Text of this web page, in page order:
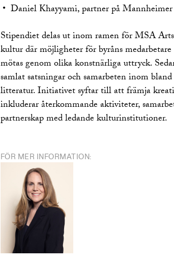
Daniel Khayyami, partner på
Stipendiet delas ut inom ramen för MSA
kultur där möjligheter för byråns
mötas genom olika konstnärliga uttryck.
samlat satsningar och samarbeten inom
litteratur. Initiativet syftar till att främja
inkluderar återkommande aktiviteter,
partnerskap med ledande kulturinstitutioner.
FÖR MER INFORMATION: